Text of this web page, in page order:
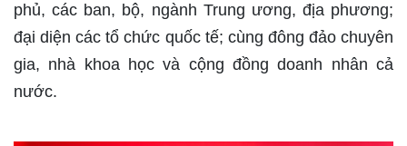
phủ, các ban, bộ, ngành Trung ương, địa phương;
đại diện các tổ chức quốc tế; cùng đông đảo chuyên
gia, nhà khoa học và cộng đồng doanh nhân cả
nước.